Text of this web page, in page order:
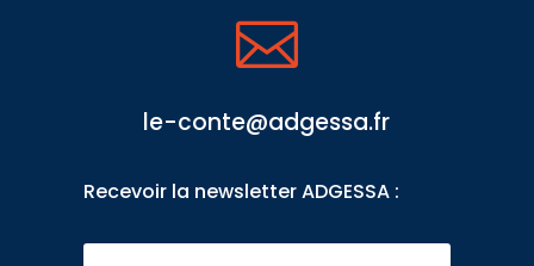

le-conte@adgessa.fr
Recevoir la newsletter ADGESSA :